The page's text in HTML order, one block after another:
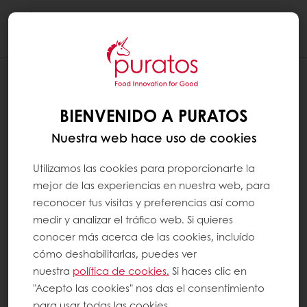
AGREGAR UN ACCESO DIRECTO DE
MYPURATOS A LA PANTALLA DE INICIO
DE SU IPHONE
En un iPhone Esta opción solo está disponible
con Safari.
Abra MyPuratos con Safari, luego haga clic
en el icono en la parte inferior de su
pantalla, con una flecha apuntando hacia
arriba; Elija la opción "En la pantalla de
BIENVENIDO A PURATOS
Nuestra web hace uso de cookies
Utilizamos las cookies para proporcionarte la
mejor de las experiencias en nuestra web, para
reconocer tus visitas y preferencias así como
medir y analizar el tráfico web. Si quieres
conocer más acerca de las cookies, incluído
cómo deshabilitarlas, puedes ver
nuestra política de cookies. Si haces clic en
"Acepto las cookies" nos das el consentimiento